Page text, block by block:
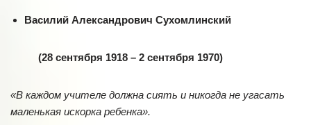
Василий Александрович Сухомлинский
(28 сентября 1918 – 2 сентября 1970)
«В каждом учителе должна сиять и никогда не угасать
маленькая искорка ребенка».